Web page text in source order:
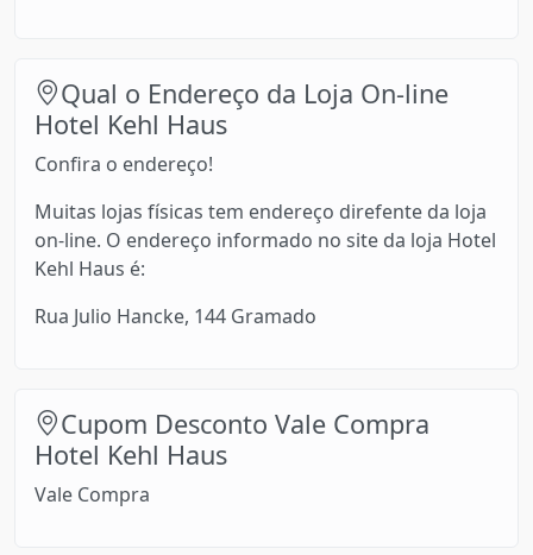
Qual o Endereço da Loja On-line
Hotel Kehl Haus
Confira o endereço!
Muitas lojas físicas tem endereço direfente da loja
on-line. O endereço informado no site da loja Hotel
Kehl Haus é:
Rua Julio Hancke, 144 Gramado
Cupom Desconto Vale Compra
Hotel Kehl Haus
Vale Compra